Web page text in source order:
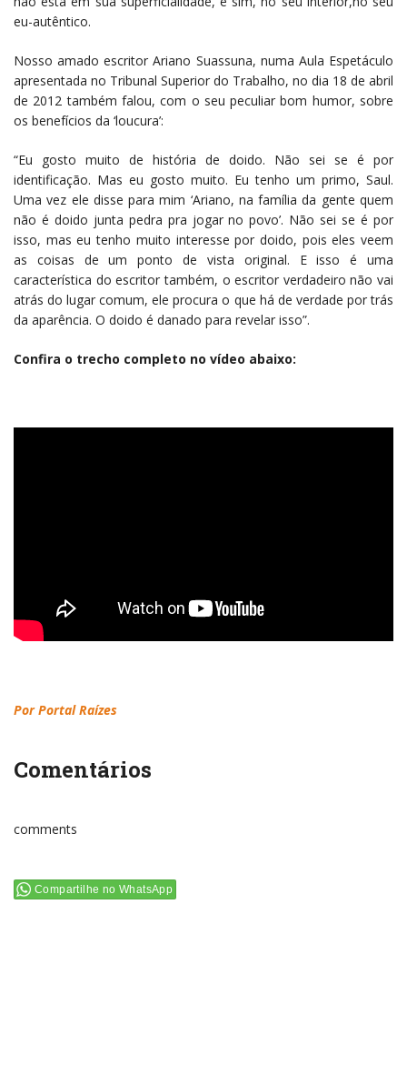
eu-autêntico.
Nosso amado escritor Ariano Suassuna, numa Aula Espetáculo
apresentada no Tribunal Superior do Trabalho, no dia 18 de abril
de 2012 também falou, com o seu peculiar bom humor, sobre
os benefícios da ‘loucura’:
“Eu gosto muito de história de doido. Não sei se é por
identificação. Mas eu gosto muito. Eu tenho um primo, Saul.
Uma vez ele disse para mim ‘Ariano, na família da gente quem
não é doido junta pedra pra jogar no povo’. Não sei se é por
isso, mas eu tenho muito interesse por doido, pois eles veem
as coisas de um ponto de vista original. E isso é uma
característica do escritor também, o escritor verdadeiro não vai
atrás do lugar comum, ele procura o que há de verdade por trás
da aparência. O doido é danado para revelar isso”.
Confira o trecho completo no vídeo abaixo:
Por PortalRaízes
Comentários
comments
Compartilhe no WhatsApp